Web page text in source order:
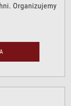
Organizujemy